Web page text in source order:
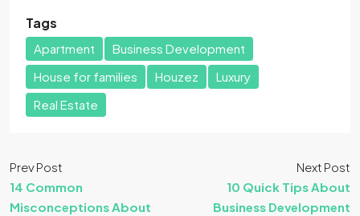
Tags
Apartment
Business Development
House for families
Houzez
Luxury
Real Estate
Prev Post
14 Common
Misconceptions About
Next Post
10 Quick Tips About
Business Development